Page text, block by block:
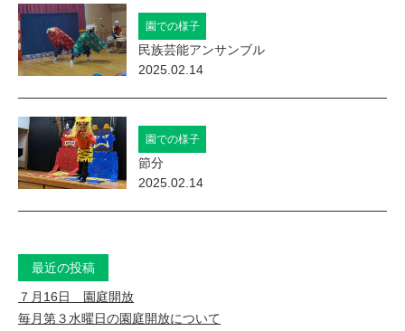
湖
市
園での様子
民族芸能アンサンブル
2025.02.14
園での様子
節分
2025.02.14
最近の投稿
７月16日 園庭開放
毎月第３水曜日の園庭開放について